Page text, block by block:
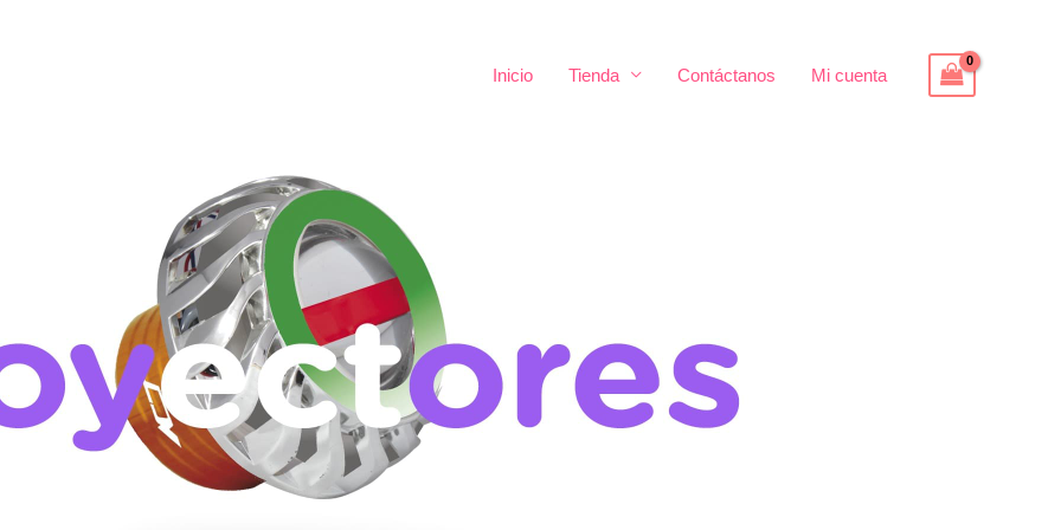
Inicio Tienda Contáctanos Mi cuenta